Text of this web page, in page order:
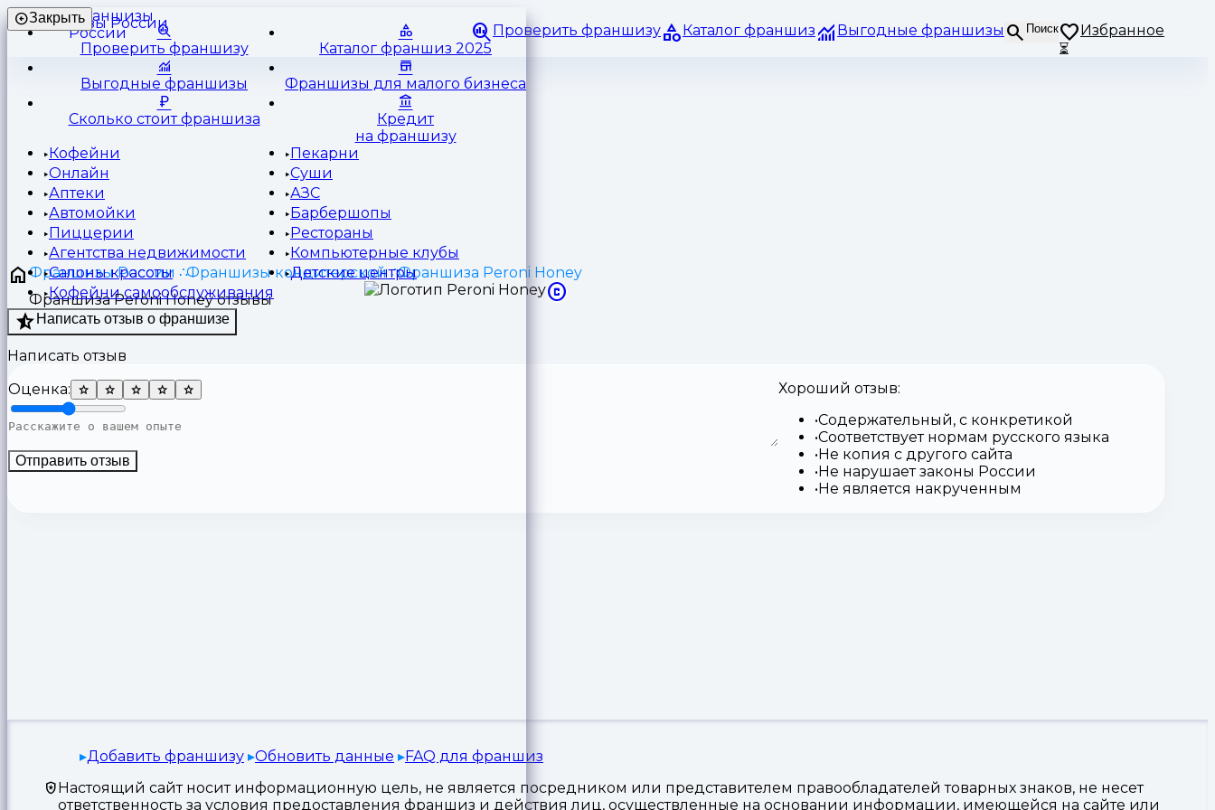
Франшизы
России
Проверить франшизу Каталог франшиз Выгодные франшизы Поиск
Избранное
⏳
Закрыть
Проверить франшизу Каталог франшиз 2025
Выгодные франшизы Франшизы для малого бизнеса
Сколько стоит франшиза
Кредит
на франшизу
Кофейни
Пекарни
Онлайн
Суши
Аптеки
АЗС
Автомойки
Барбершопы
Пиццерии
Рестораны
Агентства недвижимости
Компьютерные клубы
Салоны красоты
Детские центры
Кофейни самообслуживания
Франшизы России Франшизы кондитерской
Франшиза Peroni Honey
Франшиза Peroni Honey отзывы
Написать отзыв о франшизе
Написать отзыв
Оценка:
Отправить отзыв
Хороший отзыв:
Содержательный, с конкретикой
Соответствует нормам русского языка
Не копия с другого сайта
Не нарушает законы России
Не является накрученным
Добавить франшизу Обновить данные
FAQ для франшиз
Настоящий сайт носит информационную цель, не является посредником или представителем правообладателей товарных знаков, не несет
ответственность за условия предоставления франшиз и действия лиц, осуществленные на основании информации, имеющейся на сайте или